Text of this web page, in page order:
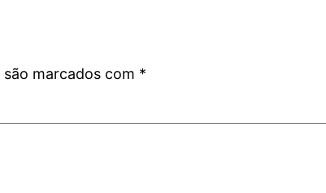
marcados com *